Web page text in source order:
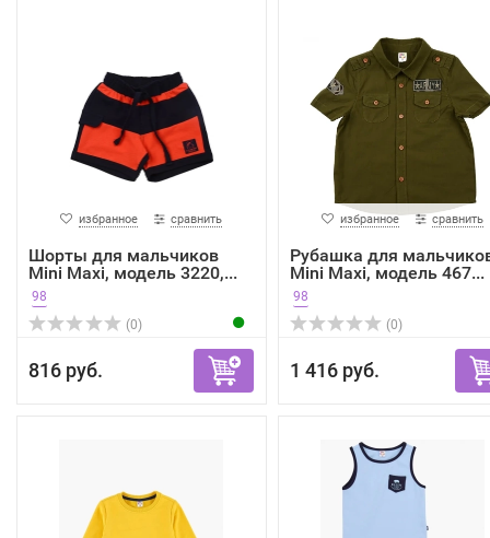
избранное сравнить
Шорты для мальчиков
Mini Maxi, модель 3220,...
98
(0)
816 руб.
избранное сравнить
Рубашка для
Mini Maxi, модель 467...
98
(0)
1 416 руб.